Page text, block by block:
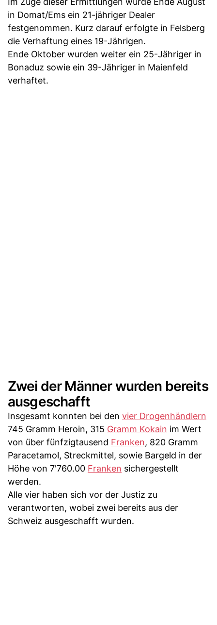
in Domat/Ems ein 21-jähriger Dealer
festgenommen. Kurz darauf erfolgte in Felsberg
die Verhaftung eines 19-Jährigen.
Ende Oktober wurden weiter ein 25-Jähriger in
Bonaduz sowie ein 39-Jähriger in Maienfeld
verhaftet.
Zwei der Männer wurden bereits
ausgeschafft
Insgesamt konnten bei den vier Drogenhändlern
745 Gramm Heroin, 315 Gramm Kokain im Wert
von über fünfzigtausend Franken, 820 Gramm
Paracetamol, Streckmittel, sowie Bargeld in der
Höhe von 7'760.00 Franken sichergestellt
werden.
Alle vier haben sich vor der Justiz zu
verantworten, wobei zwei bereits aus der
Schweiz ausgeschafft wurden.